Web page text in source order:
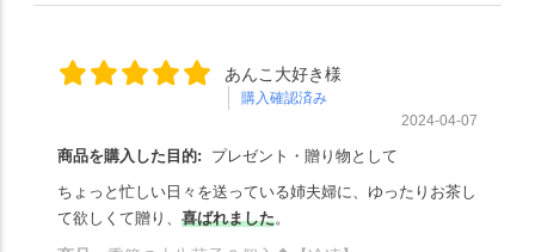
あんこ大好き様
購入確認済み
2024-04-07
商品を購入した目的:
プレゼント・贈り物として
ちょっと忙しい日々を送っている姉夫婦に、ゆったりお茶し
て欲しくて贈り、 喜ばれました。